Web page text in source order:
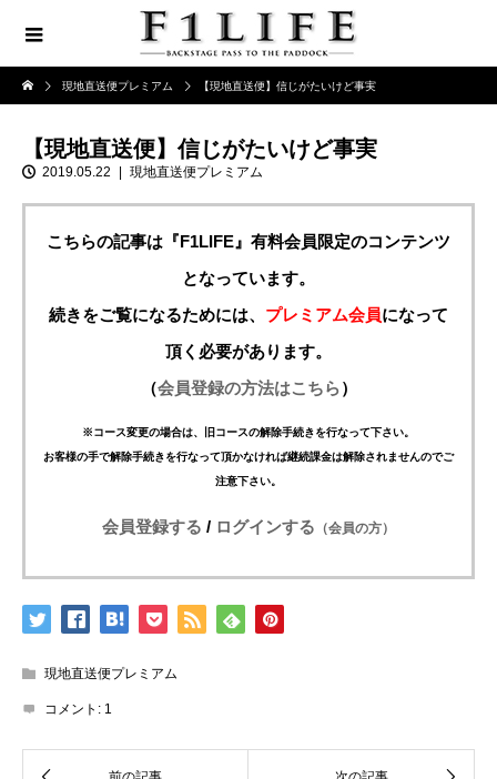
現地直送便プレミアム 【現地直送便】信じがたいけど事実
【現地直送便】信じがたいけど事実
2019.05.22 現地直送便プレミアム
こちらの記事は『F1LIFE』有料会員限定のコンテンツ
となっています。
続きをご覧になるためには、 プレミアム会員になって
頂く必要があります。
（会員登録の方法はこちら）
※コース変更の場合は、旧コースの解除手続きを行なって下さい。
お客様の手で解除手続きを行なって頂かなければ継続課金は解除されませんのでご
注意下さい。
会員登録する / ログインする （会員の方）
現地直送便プレミアム
コメント: 1